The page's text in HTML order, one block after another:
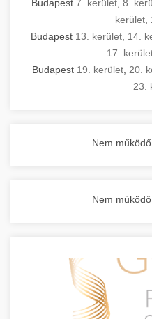
Budapest 7. kerület, 8.
kerület
Budapest 13. kerület 14.
17.
Budapest 19. kerület 20.
23.
Nem
Nem